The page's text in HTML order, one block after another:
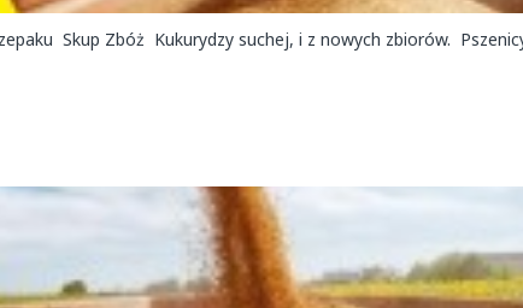
Skup Zbóż Kukurydzy suchej, i z nowych zbiorów.